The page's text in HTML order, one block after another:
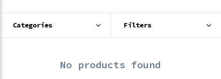
Categories Filters
No products found